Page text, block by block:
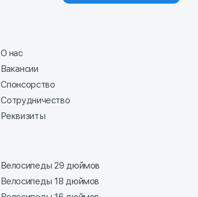
О нас
Вакансии
Спонсорство
Сотрудничество
Реквизиты
Велосипеды 29 дюймов
Велосипеды 18 дюймов